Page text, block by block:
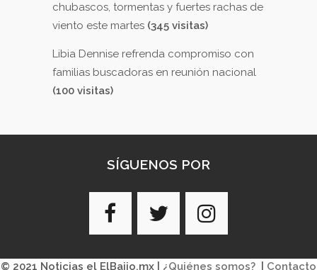
chubascos, tormentas y fuertes rachas de
viento este martes (345 visitas)
Libia Dennise refrenda compromiso con
familias buscadoras en reunión nacional
(100 visitas)
SÍGUENOS POR
© 2021 Noticias el ElBajio.mx | ¿Quiénes somos? Contacto